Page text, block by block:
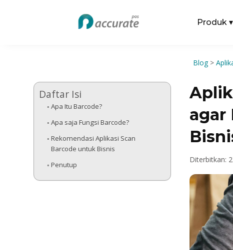
Produk ▾
Blog>
Daftar Isi
Apa Itu Barcode?
Apa saja Fungsi Barcode?
Rekomendasi Aplikasi Scan
Barcode untuk Bisnis
Penutup
agar
Diterbitkan: